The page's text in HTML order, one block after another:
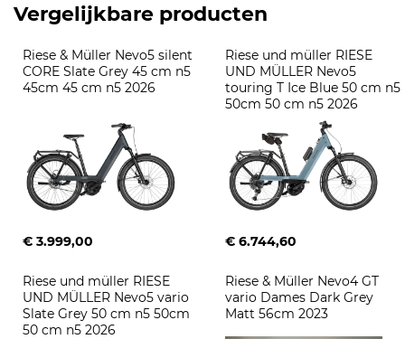
Vergelijkbare producten
Riese & Müller Nevo5 silent
CORE Slate Grey 45 cm n5
45cm 45 cm n5 2026
€ 3.999,00
Riese und müller RIESE
UND MÜLLER Nevo5
touring T Ice Blue 50 cm n5
50cm 50 cm n5 2026
€ 6.744,60
Riese und müller RIESE
UND MÜLLER Nevo5 vario
Slate Grey 50 cm n5 50cm
50 cm n5 2026
Riese & Müller Nevo4 GT
vario Dames Dark Grey
Matt 56cm 2023